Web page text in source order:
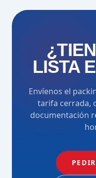
LISTA
Envíenos el
tarifa cerrada,
documentación